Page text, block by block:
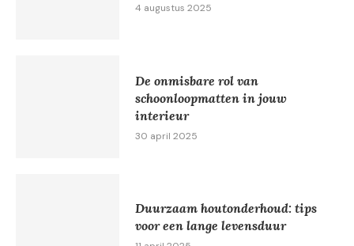
4 augustus 2025
De onmisbare rol van
schoonloopmatten in jouw
interieur
30 april 2025
Duurzaam houtonderhoud: tips
voor een lange levensduur